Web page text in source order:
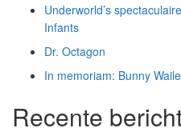
Underworld’s
Infants
Dr. Octagon
In memoriam: Bunny
Recente